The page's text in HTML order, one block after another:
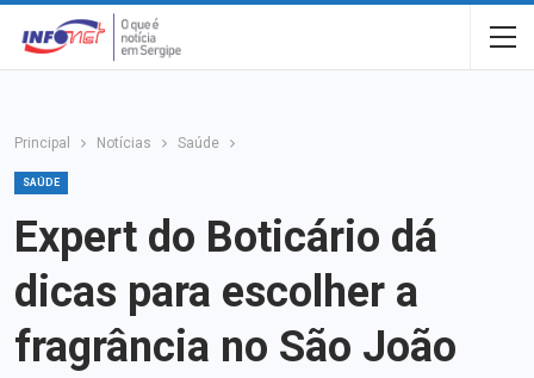
Principal Notícias Saúde
SAÚDE
Expert do Boticário dá
dicas para escolher a
fragrância no São João